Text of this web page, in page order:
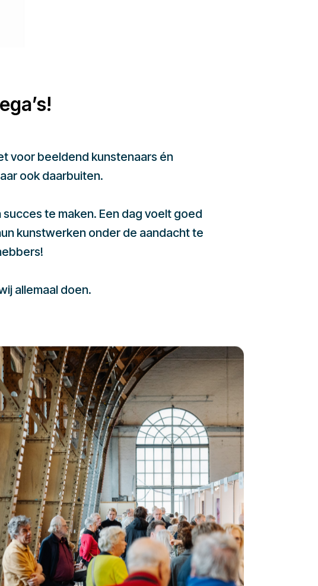
voor beeldend kunstenaars én
ook daarbuiten.
te maken. Een dag voelt goed
kunstwerken onder de aandacht te
allemaal doen.